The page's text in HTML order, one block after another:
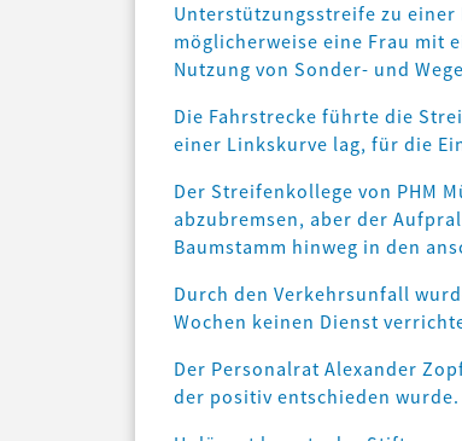
Unterstützungsstreife zu einer
möglicherweise eine Frau mit
Nutzung von Sonder- und
Die Fahrstrecke führte die
einer Linkskurve lag, für die
Der Streifenkollege von PHM
abzubremsen, aber der
Baumstamm hinweg in den
Durch den Verkehrsunfall
Wochen keinen Dienst
Der Personalrat Alexander
der positiv entschieden wurde.